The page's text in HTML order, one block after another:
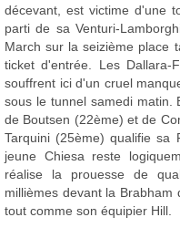
décevant, est victime d'une
parti de sa Venturi-
March sur la seizième place
ticket d'entrée. Les Dallara-
souffrent ici d'un cruel
sous le tunnel samedi matin.
de Boutsen (22ème) et de
Tarquini (25ème) qualifie sa
jeune Chiesa reste
réalise la prouesse de
millièmes devant la Brabham
tout comme son équipier Hill.